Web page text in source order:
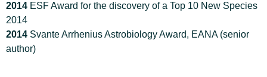
2014 ESF Award for the discovery of a Top 10 New Species
2014
2014 Svante Arrhenius Astrobiology Award, EANA (senior
author)